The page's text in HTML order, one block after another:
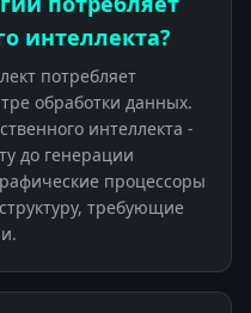
интеллекта?
потребляет
обработки данных.
интеллекта -
до генерации
процессоры
требующие